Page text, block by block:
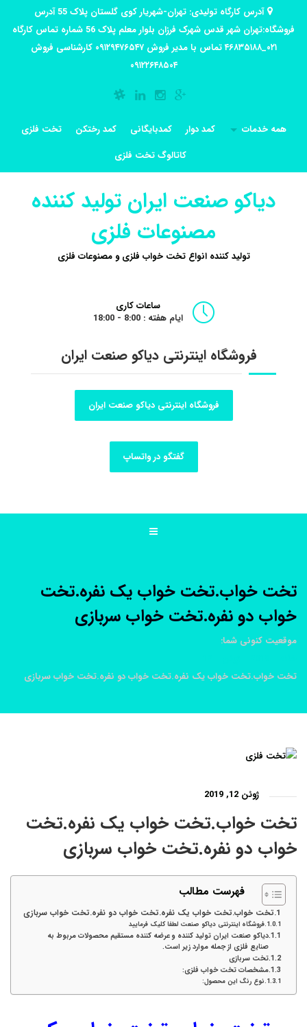
آدرس کارگاه تولیدی: تهران-شهریار کوی گلستان پلاک 55 آدرس
فروشگاه:تهران شهر قدس شهرک فرزان بلوار معلم پلاک 56 شماره تماس کارگاه
۰۲۱_۴۶۸۳۵۱۸۸ تماس با مدیر فروش ۰۹۱۲۹۴۷۶۵۴۷ کارشناسی فروش
۰۹۱۲۲۶۴۸۵۰۴
همه خدمات کمد دوار کمدبایگانی کمد رختکن
تخت فلزی
کاتالوگ تخت فلزی
دیاکو صنعت ایران تولید کننده
مصنوعات فلزی
تولید کننده انواع تخت خواب فلزی و مصنوعات فلزی
ساعات کاری
ایام هفته : 8:00 - 18:00
فروشگاه اینترنتی دیاکو صنعت ایران
فروشگاه اینترنتی دیاکو صنعت ایران
گفتگو در واتساپ
تخت خواب.تخت خواب یک نفره.تخت
خواب دو نفره.تخت خواب سربازی
موقعیت کنونی شما:
تخت خواب.تخت خواب یک نفره.تخت خواب دو نفره.تخت خواب سربازی
ژوئن 12, 2019
تخت خواب.تخت خواب یک نفره.تخت
خواب دو نفره.تخت خواب سربازی
فهرست مطالب
تخت خواب.تخت خواب یک نفره.تخت خواب دو نفره.تخت خواب سربازی
فروشگاه اینترنتی دیاکو صنعت لطفا کلیک فرمایید
دیاکو صنعت ایران تولید کننده و عرضه کننده مستقیم محصولات مربوط به
صنایع فلزی از جمله موارد زیر است.
تخت سربازی
مشخصات تخت خواب فلزی:
نوع رنگ این محصول: